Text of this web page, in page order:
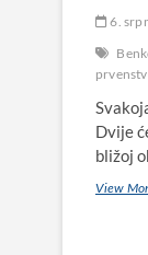
6.
Dvije
bližoj
View